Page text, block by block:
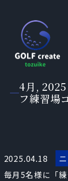
4月,
フ練習場
2025.04.18
毎月5名様に「